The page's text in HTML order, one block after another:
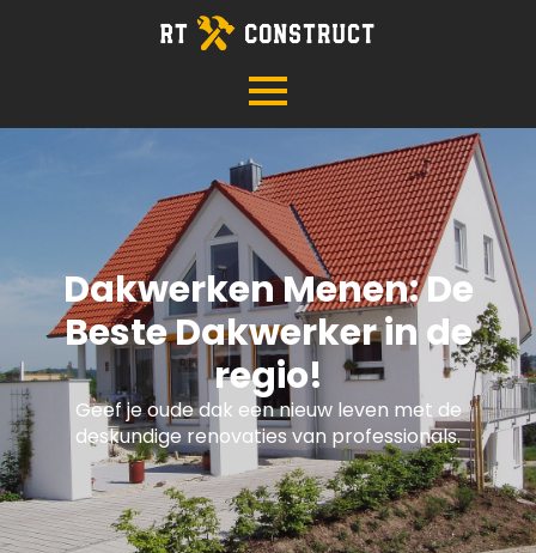
Dakwerken Menen: De
Beste Dakwerker in de
regio!
Geef je oude dak een nieuw leven met de
deskundige renovaties van professionals.